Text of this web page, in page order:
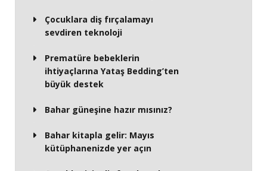
Çocuklara diş fırçalamayı
sevdiren teknoloji
Prematüre bebeklerin
ihtiyaçlarına Yataş Bedding’ten
büyük destek
Bahar güneşine hazır mısınız?
Bahar kitapla gelir: Mayıs
kütüphanenizde yer açın